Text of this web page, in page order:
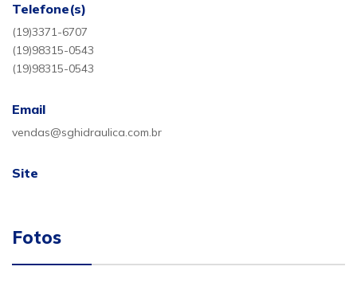
Telefone(s)
(19)3371-6707
(19)98315-0543
(19)98315-0543
Email
vendas@sghidraulica.com.br
Site
Fotos